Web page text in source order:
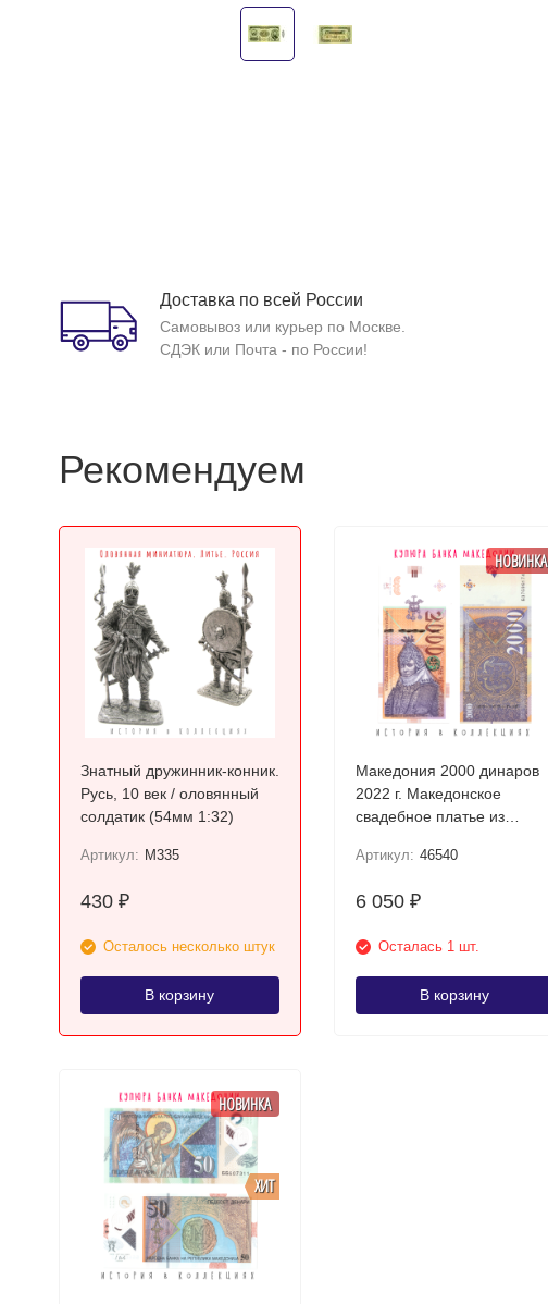
Доставка по всей России
Самовывоз или курьер по Москве.
СДЭК или Почта - по России!
Рекомендуем
Знатный дружинник-конник.
Русь, 10 век / оловянный
солдатик (54мм 1:32)
Артикул: M335
430 ₽
Осталось несколько штук
В корзину
НОВИНКА
Македония 2000 динаров
2022 г. Македонское
свадебное платье из
Артикул: 46540
6 050 ₽
Осталась 1 шт.
В корзину
ХИТ
НОВИНКА